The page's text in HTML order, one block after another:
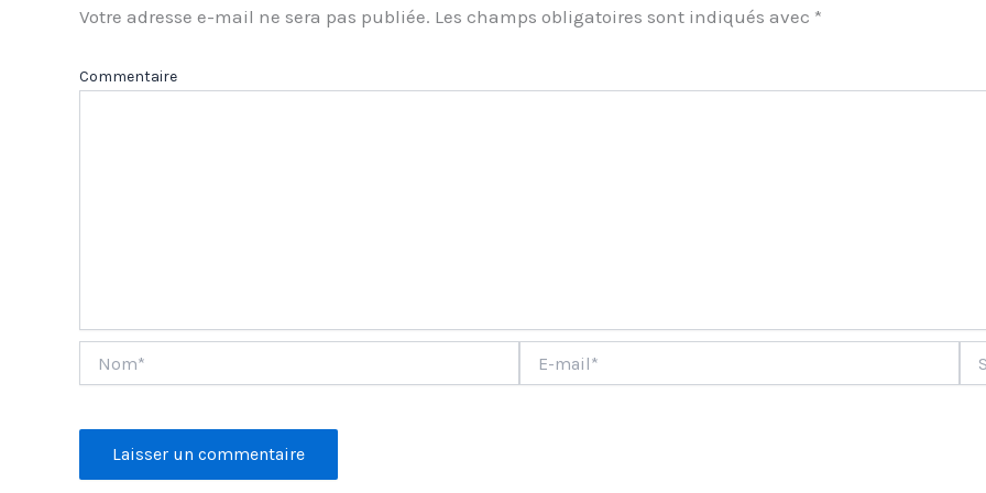
Votre adresse e-mail ne sera pas publiée. Les champs obligatoires sont indiqués avec *
mail*